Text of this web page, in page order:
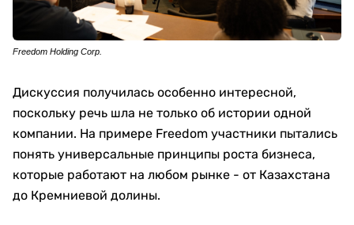
Freedom Holding Corp.
Дискуссия получилась особенно интересной,
поскольку речь шла не только об истории одной
компании. На примере Freedom участники пытались
понять универсальные принципы роста бизнеса,
которые работают на любом рынке - от Казахстана
до Кремниевой долины.